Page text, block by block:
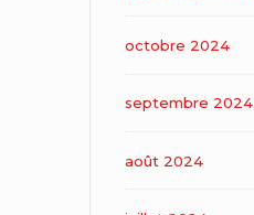
octobre 2024
septembre 2024
août 2024